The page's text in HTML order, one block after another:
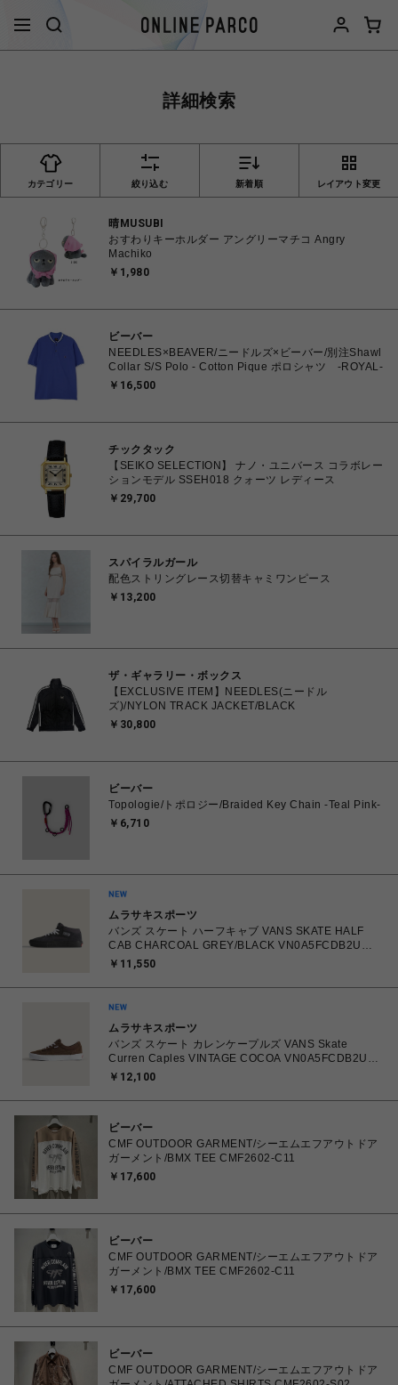
詳細検索
カテゴリー 絞り込む 新着順 レイアウト変更
晴MUSUBI
おすわりキーホルダー アングリーマチコ Angry
Machiko
￥1,980
ビーバー
NEEDLES×BEAVER/ニードルズ×ビーバー/別注Shawl
Collar S/S Polo - Cotton Pique ポロシャツ -ROYAL-
￥16,500
チックタック
【SEIKO SELECTION】 ナノ・ユニバース コラボレー
ションモデル SSEH018 クォーツ レディース
￥29,700
スパイラルガール
配色ストリングレース切替キャミワンピース
￥13,200
ザ・ギャラリー・ボックス
【EXCLUSIVE ITEM】NEEDLES(ニードル
ズ)/NYLON TRACK JACKET/BLACK
￥30,800
ビーバー
Topologie/トポロジー/Braided Key Chain -Teal Pink-
￥6,710
ムラサキスポーツ
バンズ スケート ハーフキャブ VANS SKATE HALF
CAB CHARCOAL GREY/BLACK VN0A5FCDB2U
26.0㎝～28.0㎝ スニーカー メンズ シューズ
く】
￥11,550
ムラサキスポーツ
バンズ スケート カレンケープルズ VANS Skate
Curren Caples VINTAGE COCOA VN0A5FCDB2U
26.0㎝～28.0㎝ スニーカー メンズ シューズ
く】
￥12,100
ビーバー
CMF OUTDOOR GARMENT/シーエムエフアウトドア
ガーメント/BMX TEE CMF2602-C11
￥17,600
ビーバー
CMF OUTDOOR GARMENT/シーエムエフアウトドア
ガーメント/BMX TEE CMF2602-C11
￥17,600
ビーバー
CMF OUTDOOR GARMENT/シーエムエフアウトドア